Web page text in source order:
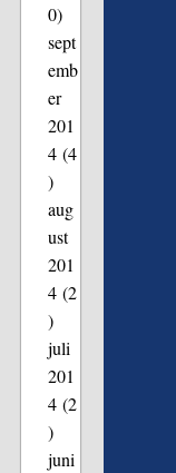
0)
sept
emb
er
201
4(4
)
aug
ust
201
4(2
)
juli
201
4(2
)
juni